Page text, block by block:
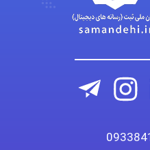
HaddadiMahsa